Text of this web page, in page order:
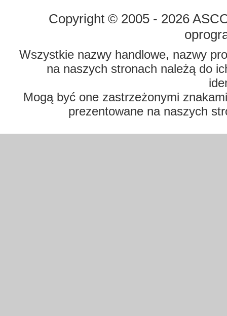
Copyright © 2005 - 2026
Wszystkie nazwy handlowe, nazwy
na naszych stronach należą do
Mogą być one zastrzeżonymi
prezentowane na naszych